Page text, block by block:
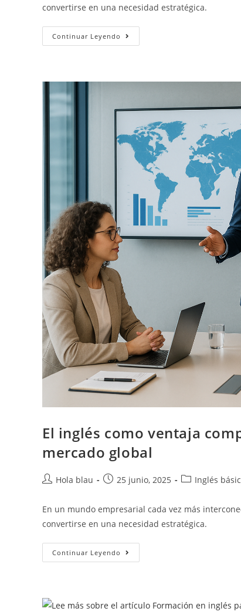
convertirse en una necesidad estratégica.
Continuar Leyendo
El inglés como ventaja
mercado global
Hola blau 25 junio, 2025 Inglés
En un mundo empresarial cada vez más
convertirse en una necesidad estratégica.
Continuar Leyendo